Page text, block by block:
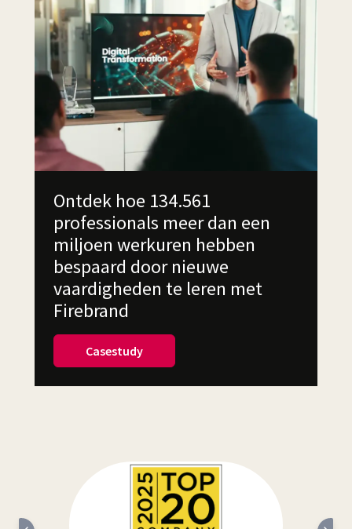
Ontdek hoe 134.561
professionals meer dan een
miljoen werkuren hebben
bespaard door nieuwe
vaardigheden te leren met
Firebrand
Casestudy